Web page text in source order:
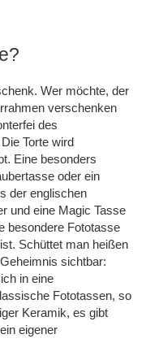
Wer möchte, der
verschenken
des
Torte wird
Eine besonders
oder ein
der englischen
und eine Magic Tasse
besondere Fototasse
Schüttet man heißen
sichtbar:
in eine
Fototassen, so
Keramik, es gibt
eigener